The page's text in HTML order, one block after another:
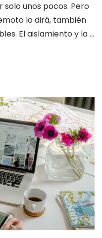
unos pocos. Pero
lo dirá, también
El aislamiento y la …